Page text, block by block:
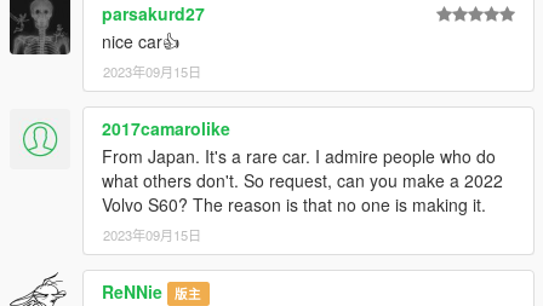
Spawn name in game : shahin
Enjoy it
parsakurd27
nice car👍
2023年09月15日
2017camarolike
From Japan. It's a rare car. I admire people who do
what others don't. So request, can you make a 2022
Volvo S60? The reason is that no one is making it.
2023年09月15日
ReNNie 版主